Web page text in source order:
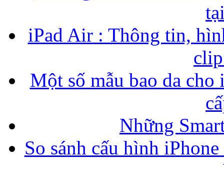
iPad Air : Thông tin,
Một số mẫu bao da
Những
So sánh cấu hình